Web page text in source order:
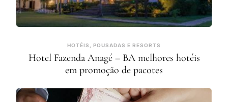
HOTÉIS, POUSADAS E RESORTS
Hotel Fazenda Anagé – BA melhores hotéis
em promoção de pacotes